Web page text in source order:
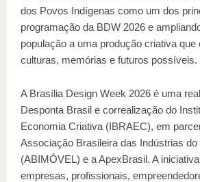
dos Povos Indígenas como um dos
programação da BDW 2026 e
população a uma produção criativa que
culturas, memórias e futuros possíveis.
A Brasília Design Week 2026 é uma
Desponta Brasil e correalização do
Economia Criativa (IBRAEC), em
Associação Brasileira das Indústrias do
(ABIMÓVEL) e a ApexBrasil. A
empresas, profissionais,